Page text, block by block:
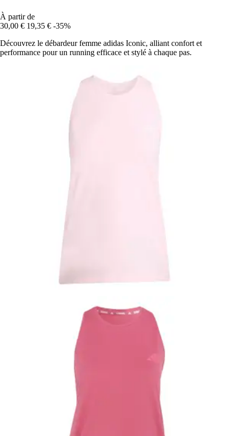
À partir de
30,00 € 19,35 € -35%
Découvrez le débardeur femme adidas Iconic, alliant confort et
performance pour un running efficace et stylé à chaque pas.